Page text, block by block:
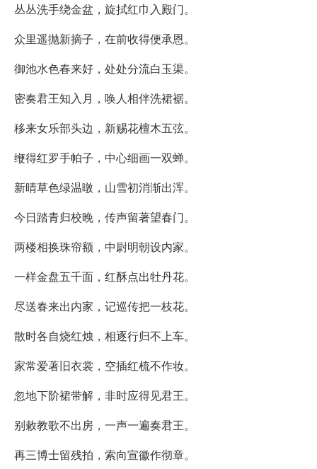
丛丛洗手绕金盆，旋拭红巾入殿门。
众里遥抛新摘子，在前收得便承恩。
御池水色春来好，处处分流白玉渠。
密奏君王知入月，唤人相伴洗裙裾。
移来女乐部头边，新赐花檀木五弦。
缏得红罗手帕子，中心细画一双蝉。
新晴草色绿温暾，山雪初消渐出浑。
今日踏青归校晚，传声留著望春门。
两楼相换珠帘额，中尉明朝设内家。
一样金盘五千面，红酥点出牡丹花。
尽送春来出内家，记巡传把一枝花。
散时各自烧红烛，相逐行归不上车。
家常爱著旧衣裳，空插红梳不作妆。
忽地下阶裙带解，非时应得见君王。
别敕教歌不出房，一声一遍奏君王。
再三博士留残拍，索向宣徽作彻章。